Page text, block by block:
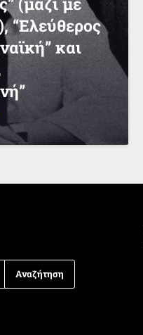
“Ελεύθερος
και